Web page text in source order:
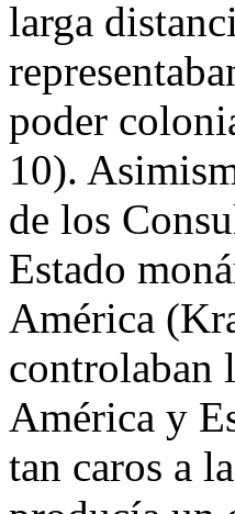
larga
poder
10).
de los
Estado
América
controlaban
América y
tan caros a